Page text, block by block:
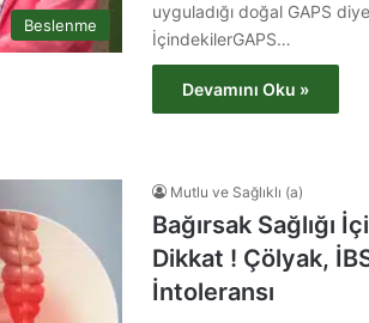
Beslenme
uyguladığı doğal GAPS
İçindekilerGAPS…
Devamını Oku »
Mutlu ve Sağlıklı (a)
Bağırsak Sağlığı
Dikkat ! Çölyak,
İntoleransı